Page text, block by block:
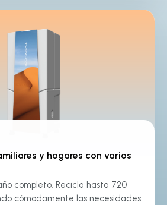
y hogares con varios
completo. Recicla hasta 720
cómodamente las necesidades